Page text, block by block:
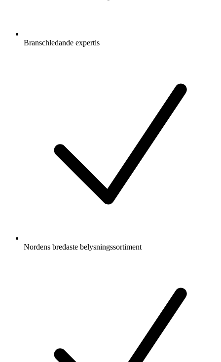
Branschledande expertis
Nordens bredaste belysningssortiment